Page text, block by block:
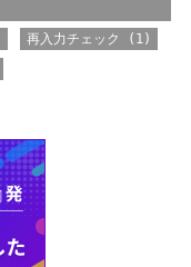
再入力チェック
(1)